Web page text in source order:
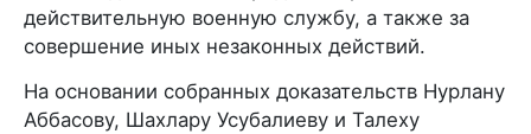
действительную военную службу, а также за
совершение иных незаконных действий.
На основании собранных доказательств Нурлану
Аббасову, Шахлару Усубалиеву и Талеху